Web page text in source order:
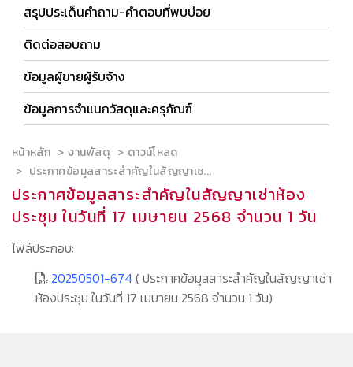
สรุปประเด็นคำถาม-คำตอบที่พบบ่อย
ติดต่อสอบถาม
ข้อมูลผู้ขายผู้รับจ้าง
ข้อมูลการจำแนกวัสดุและครุภัณฑ์
หน้าหลัก งานพัสดุ
ดาวน์โหลด
ประกาศข้อมูลสาระสำคัญในสัญญาเช...
ประกาศข้อมูลสาระสำคัญในสัญญาเช่าห้อง
ประชุม ในวันที่ 17 เมษายน 2568 จำนวน 1 วัน
ไฟล์ประกอบ:
20250501-674 ( ประกาศข้อมูลสาระสำคัญในสัญญาเช่า
ห้องประชุม ในวันที่ 17 เมษายน 2568 จำนวน 1 วัน)